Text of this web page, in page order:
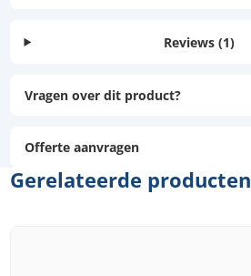
Reviews (1)
Vragen over dit product?
Offerte aanvragen
Gerelateerde producten